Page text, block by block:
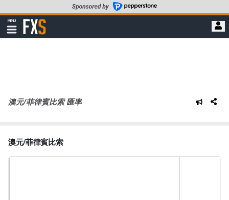
至
要
MENU
顯
示
FXStreet
澳元/菲律賓比索 匯率
澳元/菲律賓比索